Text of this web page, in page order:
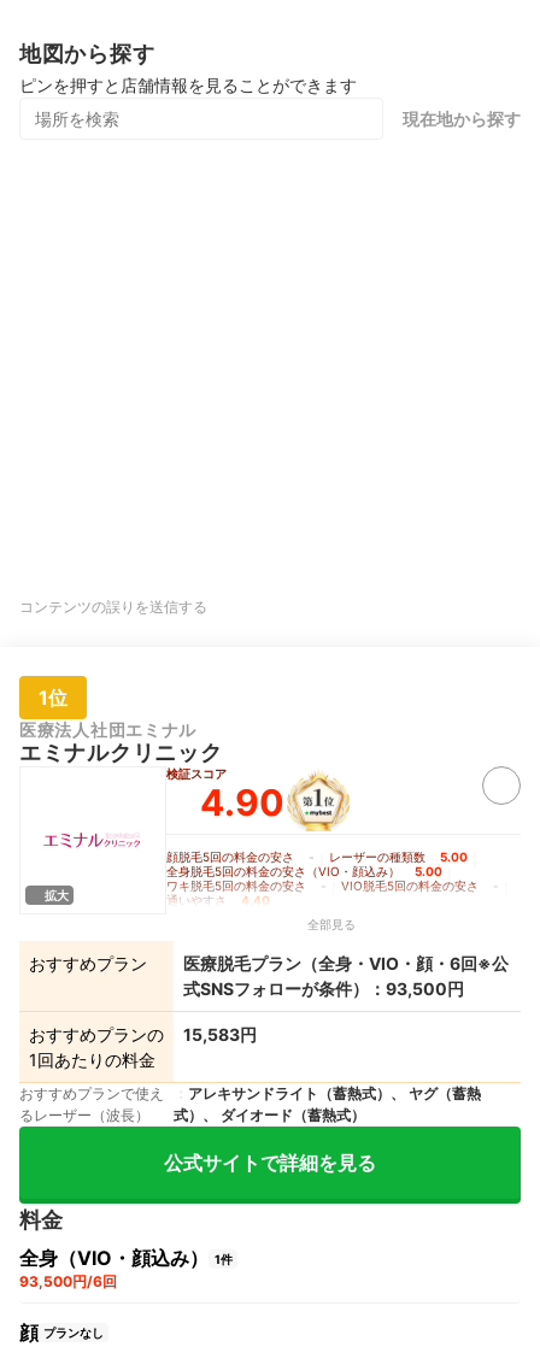
地図から探す
ピンを押すと店舗情報を見ることができます
現在地から探す
コンテンツの誤りを送信する
1位
医療法人社団エミナル
エミナルクリニック
拡大
検証スコア
4.90
顔脱毛5回の料金の安さ - レーザーの種類数 5.00
全身脱毛5回の料金の安さ（VIO・顔込み） 5.00
ワキ脱毛5回の料金の安さ - VIO脱毛5回の料金の安さ -
通いやすさ
4.40
全部見る
おすすめプラン
医療脱毛プラン（全身・VIO・顔・6回※公
式SNSフォローが条件）：93,500円
おすすめプランの
1回あたりの料金
15,583円
おすすめプランで使え
るレーザー（波長）
アレキサンドライト（蓄熱式）、 ヤグ（蓄熱
式）、 ダイオード（蓄熱式）
公式サイトで詳細を見る
料金
全身（VIO・顔込み） 1件
93,500円/6回
顔 プランなし